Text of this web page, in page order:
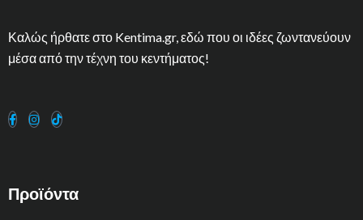
Καλώς ήρθατε στο Kentima.gr, εδώ που οι ιδέες ζωντανεύουν
μέσα από την τέχνη του κεντήματος!
Προϊόντα